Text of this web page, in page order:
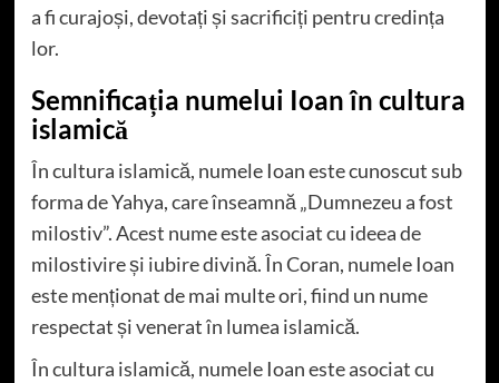
a fi curajoși, devotați și sacrificiți pentru credința
lor.
Semnificația numelui Ioan în cultura
islamică
În cultura islamică, numele Ioan este cunoscut sub
forma de Yahya, care înseamnă „Dumnezeu a fost
milostiv”. Acest nume este asociat cu ideea de
milostivire și iubire divină. În Coran, numele Ioan
este menționat de mai multe ori, fiind un nume
respectat și venerat în lumea islamică.
În cultura islamică, numele Ioan este asociat cu